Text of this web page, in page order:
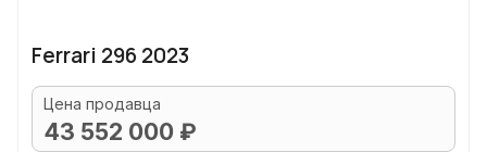
Ferrari 296 2023
Цена продавца
43 552 000 ₽